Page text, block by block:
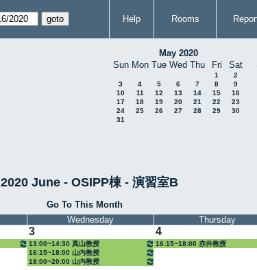
Help Rooms
May 2020
Sun Mon Tue Wed Thu Fri Sat
1
2
3
4 5 6 7 8
9
10
11 12 13 14 15
16
17
18 19 20 21 22
23
24
25 26 27 28 29
30
31
2020 June - OSIPP棟 - 演習室B
Go To This Month
Wednesday Thursday
3
13:00~14:30 真山教授
16:15~18:00 山内教授
18:00~20:00 山内教授
4
16:15~18:00 赤井教授